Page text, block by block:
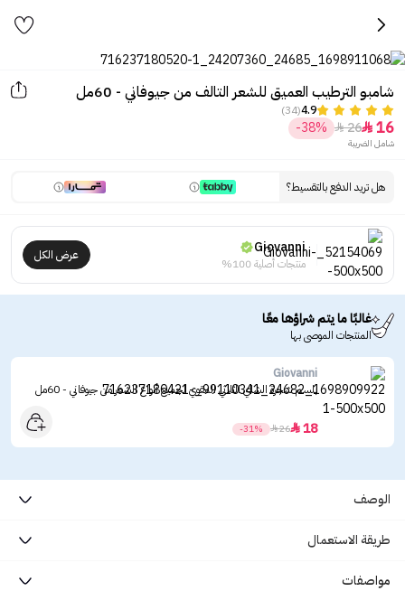
شامبو الترطيب العميق للشعر التالف من جيوفاني - 60مل
4.9
(34)
16

26

-38%
شامل الضريبة
هل تريد الدفع بالتقسيط؟
Giovanni
منتجات أصلية 100%
عرض الكل
غالبًا ما يتم شراؤها معًا
المنتجات الموصى بها
Giovanni
بلسم شجرة الشاي الثلاثي المقوي لجميع أنواع الشعر من جيوفاني - 60مل
18

26

-31%
الوصف
طريقة الاستعمال
مواصفات